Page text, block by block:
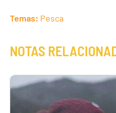
Temas: Pesca
NOTAS